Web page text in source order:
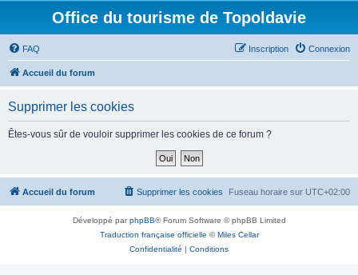
Office du tourisme de Topoldavie
FAQ Connexion
Inscription
Accueil du forum
Supprimer les cookies
Êtes-vous sûr de vouloir supprimer les cookies de ce forum ?
Accueil du forum Fuseau horaire sur UTC+02:00
Supprimer les cookies
Développé parphpBB® Forum Software © phpBB Limited
Traduction française officielle ©Miles Cellar
Confidentialité | Conditions